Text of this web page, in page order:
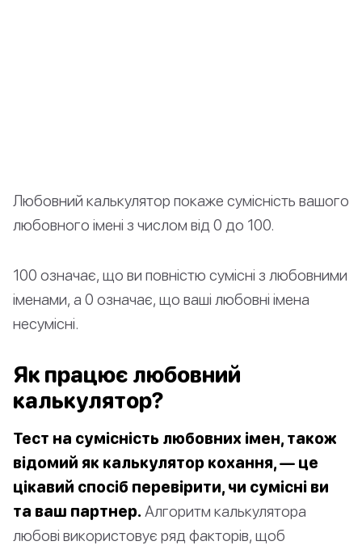
Любовний калькулятор покаже сумісність вашого
любовного імені з числом від 0 до 100.
100 означає, що ви повністю сумісні з любовними
іменами, а 0 означає, що ваші любовні імена
несумісні.
Як працює любовний
калькулятор?
Тест на сумісність любовних імен, також
відомий як калькулятор кохання, — це
цікавий спосіб перевірити, чи сумісні ви
та ваш партнер. Алгоритм калькулятора
любові використовує ряд факторів, щоб